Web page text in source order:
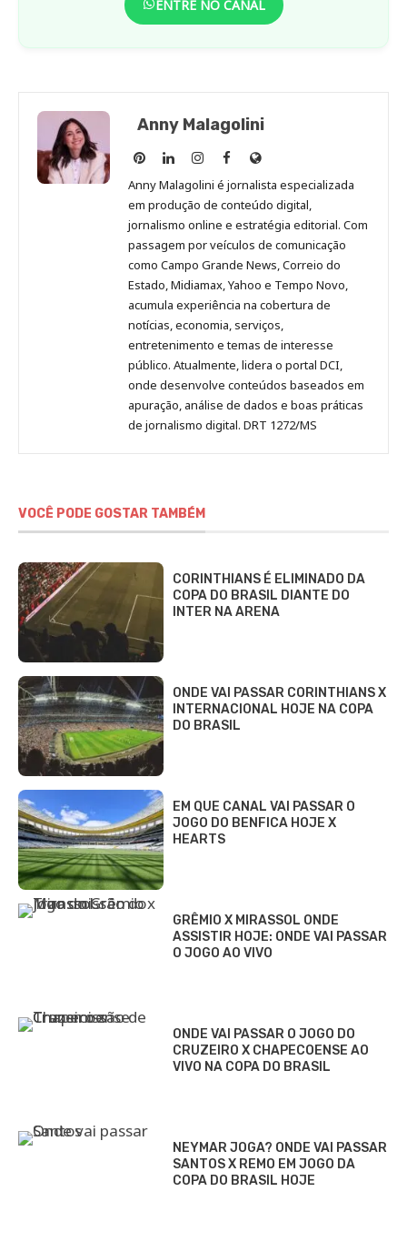
ENTRE NO CANAL
Anny Malagolini
Anny
Malagolini
no
Pinterest
Anny
Malagolini
no
LinkedIn
Anny
Malagolini
no
Instagram
Anny
Malagolini
no
Facebook
Site
de
Anny
Malagolini
Anny Malagolini é jornalista especializada
em produção de conteúdo digital,
jornalismo online e estratégia editorial. Com
passagem por veículos de comunicação
como Campo Grande News, Correio do
Estado, Midiamax, Yahoo e Tempo Novo,
acumula experiência na cobertura de
notícias, economia, serviços,
entretenimento e temas de interesse
público. Atualmente, lidera o portal DCI,
onde desenvolve conteúdos baseados em
apuração, análise de dados e boas práticas
de jornalismo digital. DRT 1272/MS
VOCÊ PODE GOSTAR TAMBÉM
CORINTHIANS É ELIMINADO DA
COPA DO BRASIL DIANTE DO
INTER NA ARENA
ONDE VAI PASSAR CORINTHIANS X
INTERNACIONAL HOJE NA COPA
DO BRASIL
EM QUE CANAL VAI PASSAR O
JOGO DO BENFICA HOJE X
HEARTS
GRÊMIO X MIRASSOL ONDE
ASSISTIR HOJE: ONDE VAI PASSAR
O JOGO AO VIVO
ONDE VAI PASSAR O JOGO DO
CRUZEIRO X CHAPECOENSE AO
VIVO NA COPA DO BRASIL
NEYMAR JOGA? ONDE VAI PASSAR
SANTOS X REMO EM JOGO DA
COPA DO BRASIL HOJE